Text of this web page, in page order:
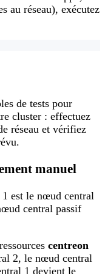
au réseau), exécutez
de tests pour
cluster : effectuez
réseau et vérifiez
manuel
est le nœud central
central passif
centreon
2, le nœud central
1 devient le